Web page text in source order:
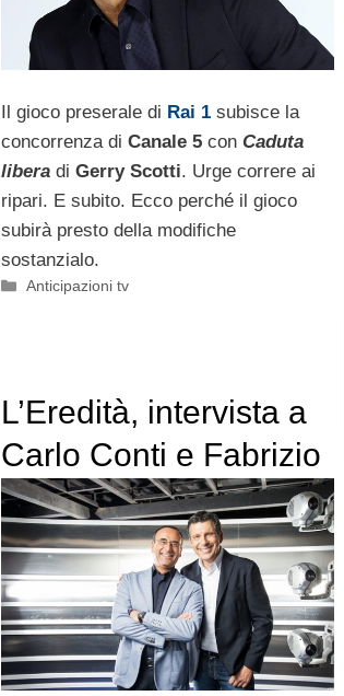
Il gioco preserale di Rai 1 subisce la
concorrenza di Canale 5con Caduta
liberadi Gerry Scotti. Urge correre ai
ripari. E subito. Ecco perché il gioco
subirà presto della modifiche
sostanzialo.
Categorie
Anticipazioni tv
L’Eredità, intervista a
Carlo Conti e Fabrizio
Frizzi